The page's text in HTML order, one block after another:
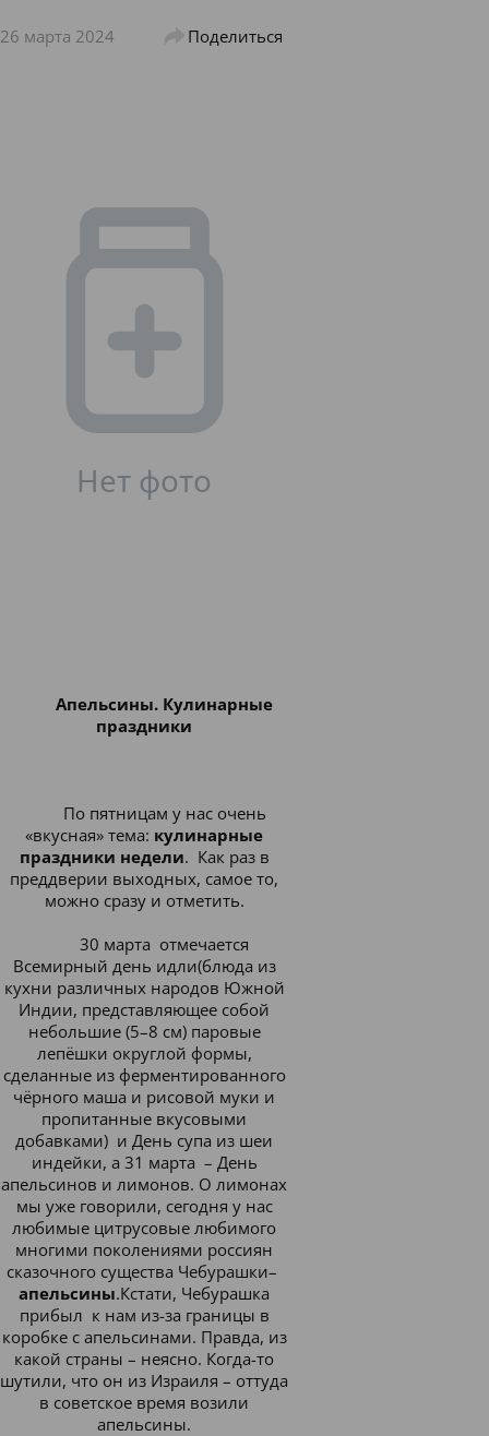
26 марта 2024 Поделиться
Апельсины. Кулинарные
праздники
По пятницам у нас очень
«вкусная» тема: кулинарные
праздники недели. Как раз в
преддверии выходных, самое то,
можно сразу и отметить.
30 марта отмечается
Всемирный день идли(блюда из
кухни различных народов Южной
Индии, представляющее собой
небольшие (5–8 см) паровые
лепёшки округлой формы,
сделанные из ферментированного
чёрного маша и рисовой муки и
пропитанные вкусовыми
добавками) и День супа из шеи
индейки, а 31 марта – День
апельсинов и лимонов. О лимонах
мы уже говорили, сегодня у нас
любимые цитрусовые любимого
многими поколениями россиян
сказочного существа Чебурашки–
апельсины.Кстати, Чебурашка
прибыл к нам из-за границы в
коробке с апельсинами. Правда, из
какой страны – неясно. Когда-то
шутили, что он из Израиля – оттуда
в советское время возили
апельсины.